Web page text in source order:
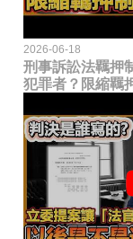
2026-06-18
刑事訴訟法羈押
犯罪者？限縮羈